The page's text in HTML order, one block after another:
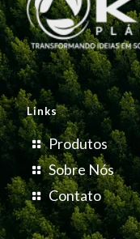
Links
Produtos
Sobre Nós
Contato